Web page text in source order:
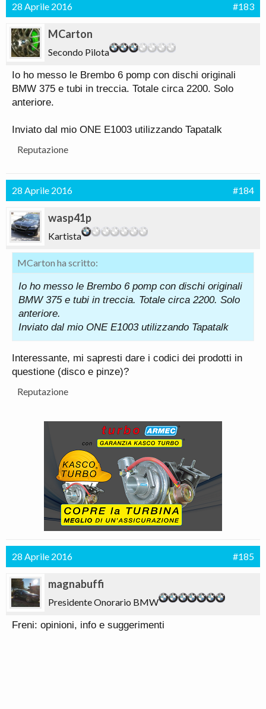
28 Aprile 2016 #183
MCarton
Secondo Pilota
Io ho messo le Brembo 6 pomp con dischi originali
BMW 375 e tubi in treccia. Totale circa 2200. Solo
anteriore.
Inviato dal mio ONE E1003 utilizzando Tapatalk
Reputazione
28 Aprile 2016 #184
wasp41p
Kartista
MCarton ha scritto:
Io ho messo le Brembo 6 pomp con dischi originali
BMW 375 e tubi in treccia. Totale circa 2200. Solo
anteriore.
Inviato dal mio ONE E1003 utilizzando Tapatalk
Interessante, mi sapresti dare i codici dei prodotti in
questione (disco e pinze)?
Reputazione
28 Aprile 2016 #185
magnabuffi
Presidente Onorario BMW
Freni: opinioni, info e suggerimenti